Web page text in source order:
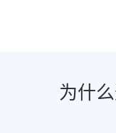
为什